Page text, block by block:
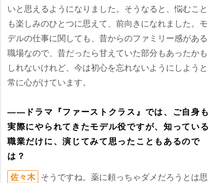
いと思えるようになりました。そうなると、悩むこと
も楽しみのひとつに思えて、前向きになれました。モ
デルの仕事に関しても、昔からのファミリー感がある
職場なので、昔だったら甘えていた部分もあったかも
しれないけれど、今は初心を忘れないようにしようと
常に心がけています。
――ドラマ『ファーストクラス』では、ご自身も
実際にやられてきたモデル役ですが、知っている
職業だけに、演じてみて思ったこともあるので
は？
佐々木 そうですね。薬に頼っちゃダメだろうとは思